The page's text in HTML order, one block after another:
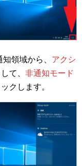
領域から、 アクシ
て、 非通知モード
クします。